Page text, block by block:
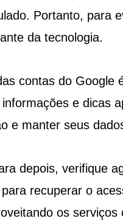
Portanto, para
da tecnologia.
contas do Google
e dicas
e manter seus
depois, verifique
recuperar o
os